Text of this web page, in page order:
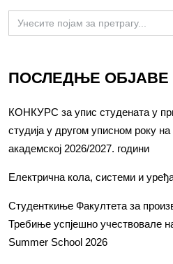
Search
for:
ПОСЛЕДЊЕ ОБЈАВЕ
КОНКУРС за упис студената у
студија у другом уписном року
академској 2026/2027. години
Електрична кола, системи и
Студенткиње Факултета за
Требиње успјешно учествовале
Summer School 2026